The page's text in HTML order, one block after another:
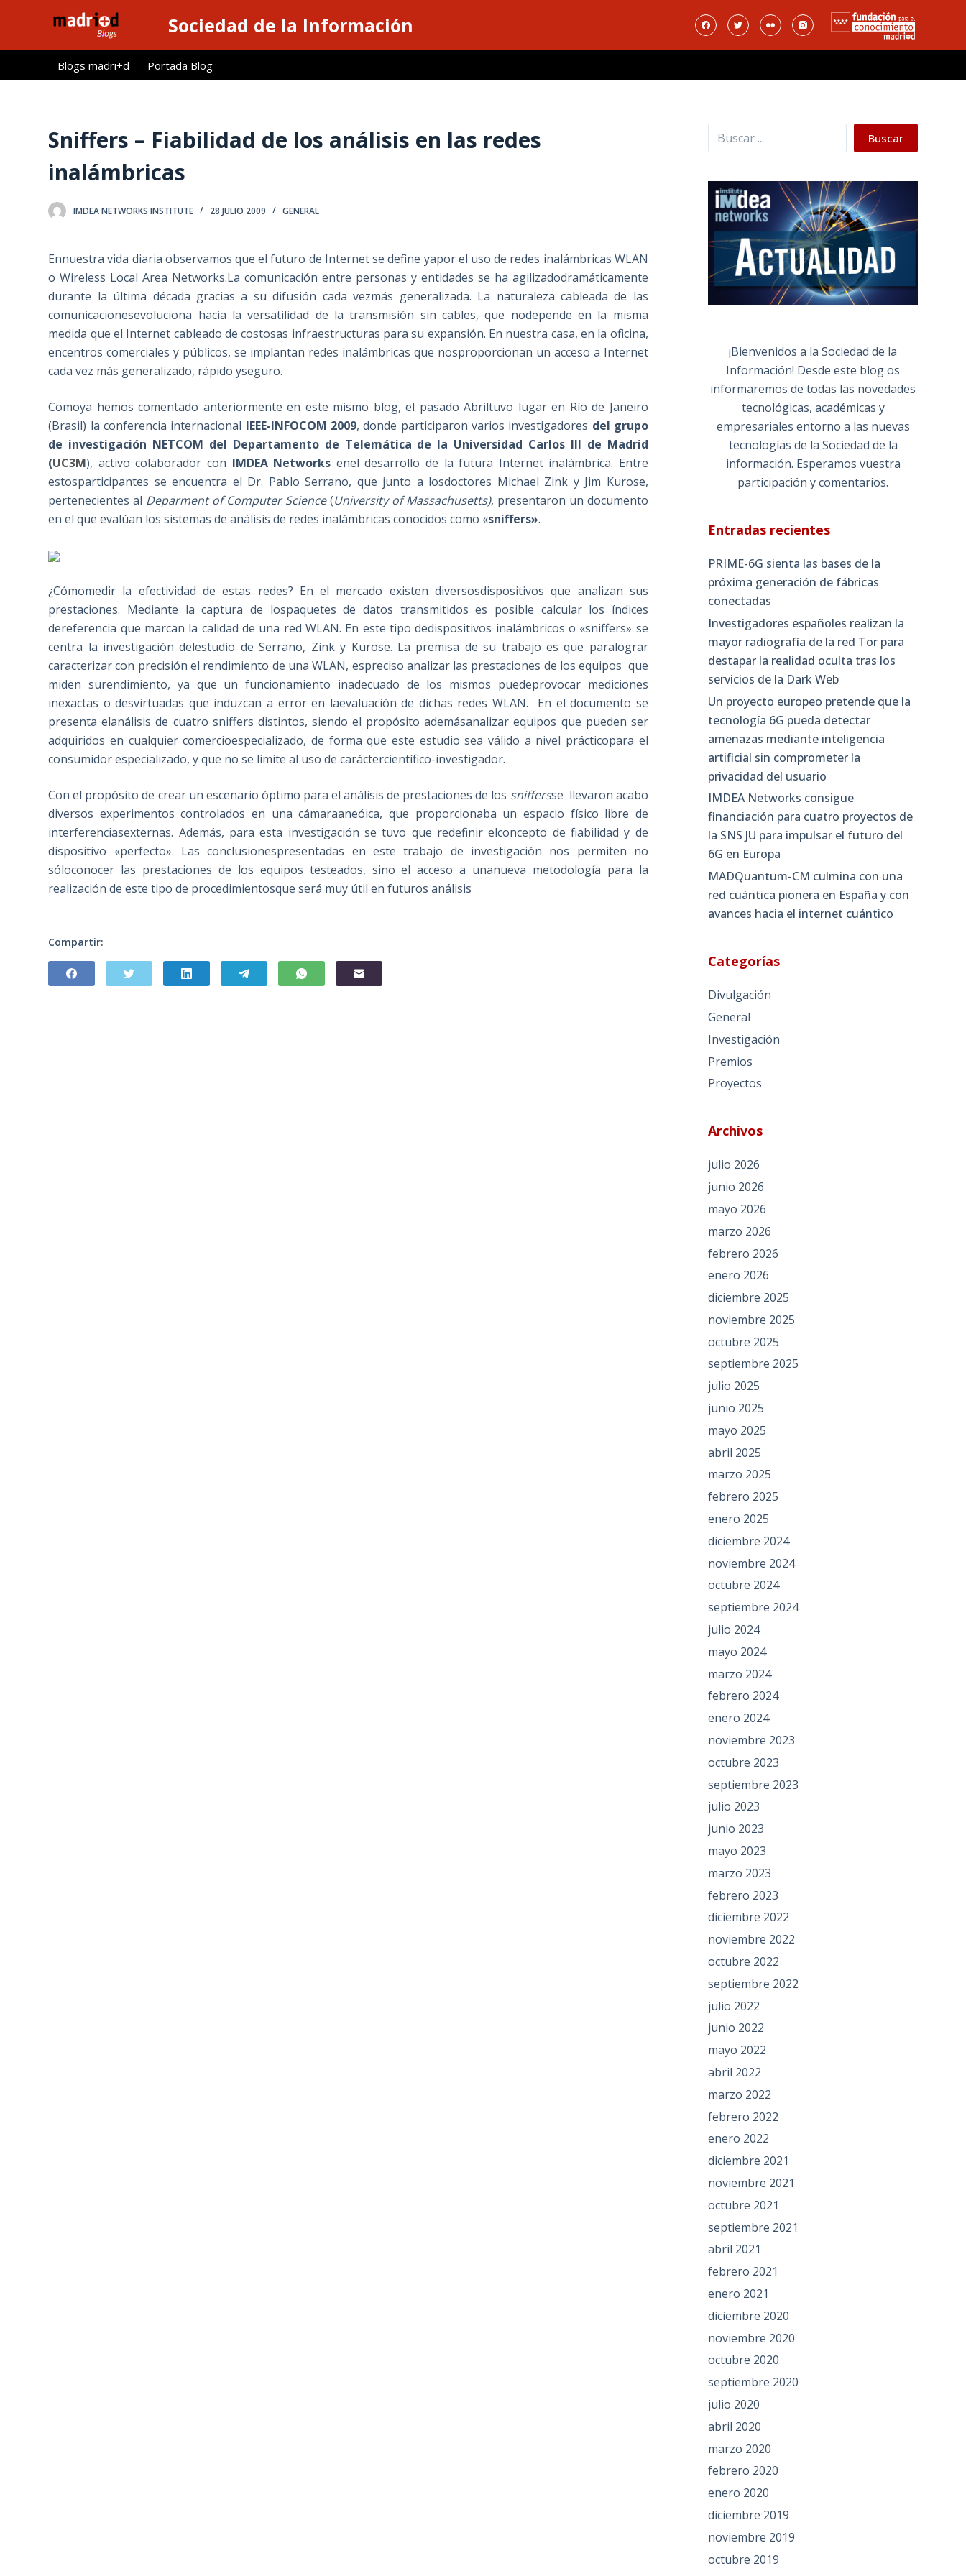
l
Sociedad de la Información
Blogs madri+d Portada Blog
Sniffers – Fiabilidad de los análisis en las redes
inalámbricas
IMDEA NETWORKS INSTITUTE 28 JULIO 2009 GENERAL
Ennuestra vida diaria observamos que el futuro de Internet se define yapor el uso de redes inalámbricas WLAN
o Wireless Local Area Networks.La comunicación entre personas y entidades se ha agilizadodramáticamente
durante la última década gracias a su difusión cada vezmás generalizada. La naturaleza cableada de las
comunicacionesevoluciona hacia la versatilidad de la transmisión sin cables, que nodepende en la misma
medida que el Internet cableado de costosas infraestructuras para su expansión. En nuestra casa, en la oficina,
encentros comerciales y públicos, se implantan redes inalámbricas que nosproporcionan un acceso a Internet
cada vez más generalizado, rápido yseguro.
Comoya hemos comentado anteriormente en este mismo blog, el pasado Abriltuvo lugar en Río de Janeiro
(Brasil) la conferencia internacional IEEE-INFOCOM 2009, donde participaron varios investigadores del grupo
de investigación NETCOM del Departamento de Telemática de la Universidad Carlos III de Madrid
(UC3M), activo colaborador con IMDEA Networks enel desarrollo de la futura Internet inalámbrica. Entre
estosparticipantes se encuentra el Dr. Pablo Serrano, que junto a losdoctores Michael Zink y Jim Kurose,
pertenecientes al Deparment of Computer Science(University of Massachusetts), presentaron un documento
en el que evalúan los sistemas de análisis de redes inalámbricas conocidos como «sniffers».
¿Cómomedir la efectividad de estas redes? En el mercado existen diversosdispositivos que analizan sus
prestaciones. Mediante la captura de lospaquetes de datos transmitidos es posible calcular los índices
dereferencia que marcan la calidad de una red WLAN. En este tipo dedispositivos inalámbricos o «sniffers» se
centra la investigación delestudio de Serrano, Zink y Kurose. La premisa de su trabajo es que paralograr
caracterizar con precisión el rendimiento de una WLAN, espreciso analizar las prestaciones de los equipos que
miden surendimiento, ya que un funcionamiento inadecuado de los mismos puedeprovocar mediciones
inexactas o desvirtuadas que induzcan a error en laevaluación de dichas redes WLAN. En el documento se
presenta elanálisis de cuatro sniffers distintos, siendo el propósito ademásanalizar equipos que pueden ser
adquiridos en cualquier comercioespecializado, de forma que este estudio sea válido a nivel prácticopara el
consumidor especializado, y que no se limite al uso de caráctercientífico-investigador.
Con el propósito de crear un escenario óptimo para el análisis de prestaciones de los sniffersse llevaron acabo
diversos experimentos controlados en una cámaraaneóica, que proporcionaba un espacio físico libre de
interferenciasexternas. Además, para esta investigación se tuvo que redefinir elconcepto de fiabilidad y de
dispositivo «perfecto». Las conclusionespresentadas en este trabajo de investigación nos permiten no
sóloconocer las prestaciones de los equipos testeados, sino el acceso a unanueva metodología para la
realización de este tipo de procedimientosque será muy útil en futuros análisis
Compartir:
Buscar Buscar
¡Bienvenidos a la Sociedad de la
Información! Desde este blog os
informaremos de todas las novedades
tecnológicas, académicas y
empresariales entorno a las nuevas
tecnologías de la Sociedad de la
información. Esperamos vuestra
participación y comentarios.
Entradas recientes
PRIME-6G sienta las bases de la
próxima generación de fábricas
conectadas
Investigadores españoles realizan la
mayor radiografía de la red Tor para
destapar la realidad oculta tras los
servicios de la Dark Web
Un proyecto europeo pretende que la
tecnología 6G pueda detectar
amenazas mediante inteligencia
artificial sin comprometer la
privacidad del usuario
IMDEA Networks consigue
financiación para cuatro proyectos de
la SNS JU para impulsar el futuro del
6G en Europa
MADQuantum-CM culmina con una
red cuántica pionera en España y con
avances hacia el internet cuántico
Categorías
Divulgación
General
Investigación
Premios
Proyectos
Archivos
julio 2026
junio 2026
mayo 2026
marzo 2026
febrero 2026
enero 2026
diciembre 2025
noviembre 2025
octubre 2025
septiembre 2025
julio 2025
junio 2025
mayo 2025
abril 2025
marzo 2025
febrero 2025
enero 2025
diciembre 2024
noviembre 2024
octubre 2024
septiembre 2024
julio 2024
mayo 2024
marzo 2024
febrero 2024
enero 2024
noviembre 2023
octubre 2023
septiembre 2023
julio 2023
junio 2023
mayo 2023
marzo 2023
febrero 2023
diciembre 2022
noviembre 2022
octubre 2022
septiembre 2022
julio 2022
junio 2022
mayo 2022
abril 2022
marzo 2022
febrero 2022
enero 2022
diciembre 2021
noviembre 2021
octubre 2021
septiembre 2021
abril 2021
febrero 2021
enero 2021
diciembre 2020
noviembre 2020
octubre 2020
septiembre 2020
julio 2020
abril 2020
marzo 2020
febrero 2020
enero 2020
diciembre 2019
noviembre 2019
octubre 2019